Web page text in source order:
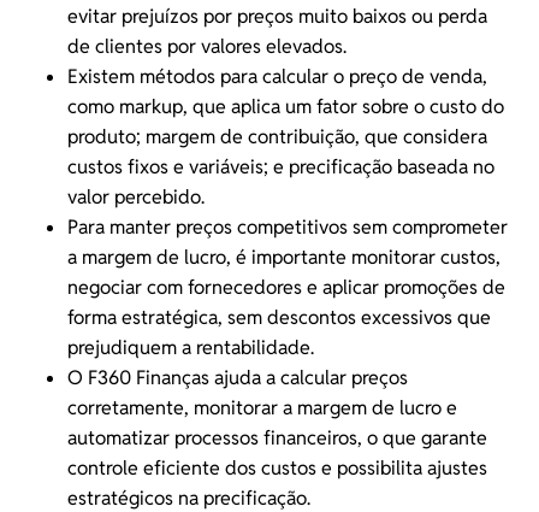
evitar prejuízos por preços muito baixos ou perda
de clientes por valores elevados.
Existem métodos para calcular o preço de venda,
como markup, que aplica um fator sobre o custo do
produto; margem de contribuição, que considera
custos fixos e variáveis; e precificação baseada no
valor percebido.
Para manter preços competitivos sem comprometer
a margem de lucro, é importante monitorar custos,
negociar com fornecedorese aplicar promoções de
forma estratégica, sem descontos excessivos que
prejudiquem a rentabilidade.
O F360 Finanças ajuda a calcular preços
corretamente, monitorar a margem de lucro e
automatizar processos financeiros, o que garante
controle eficiente dos custos e possibilita ajustes
estratégicos na precificação.